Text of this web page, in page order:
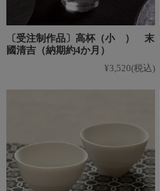
〔受注制作品〕高杯（小 ） 末
國清吉（納期約4か月）
¥3,520(税込)